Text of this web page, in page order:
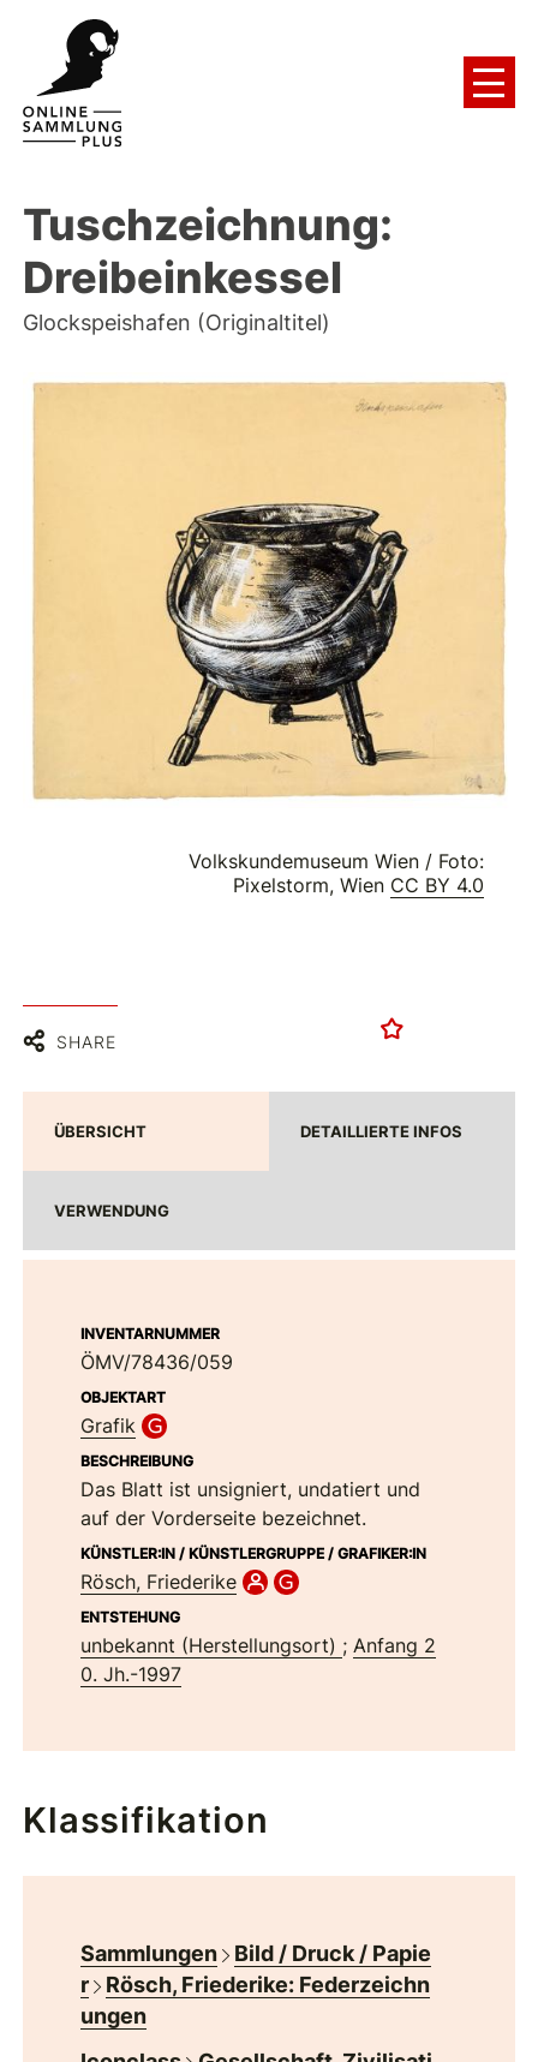
Tuschzeichnung:
Dreibeinkessel
Glockspeishafen (Originaltitel)
Volkskundemuseum Wien / Foto:
Pixelstorm, Wien CC BY 4.0
SHARE
ÜBERSICHT DETAILLIERTE INFOS
VERWENDUNG
INVENTARNUMMER
ÖMV/78436/059
OBJEKTART
Grafik
BESCHREIBUNG
Das Blatt ist unsigniert, undatiert und
auf der Vorderseite bezeichnet.
KÜNSTLER:IN / KÜNSTLERGRUPPE / GRAFIKER:IN
Rösch, Friederike
ENTSTEHUNG
unbekannt (Herstellungsort) ;Anfang 2
0. Jh.-1997
Klassifikation
Sammlungen
Bild / Druck / Papie
r
Rösch, Friederike: Federzeichn
ungen